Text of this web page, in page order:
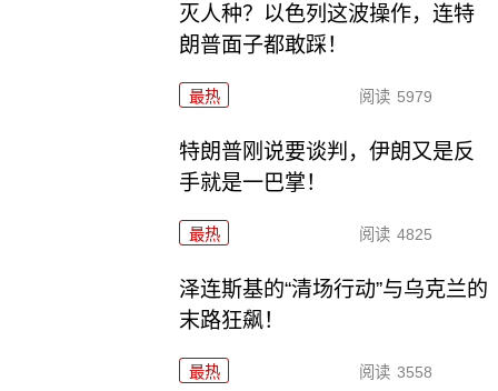
灭人种？以色列这波操作，连特
朗普面子都敢踩！
最热 阅读 5979
特朗普刚说要谈判，伊朗又是反
手就是一巴掌！
最热 阅读 4825
泽连斯基的“清场行动”与乌克兰的
末路狂飙！
最热 阅读 3558